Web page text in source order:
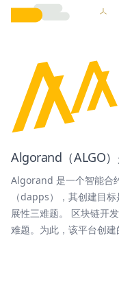
Algorand（ALGO
Algorand 是一个智能合
（dapps），其创建目
展性三难题。 区块链开
难题。为此，该平台创